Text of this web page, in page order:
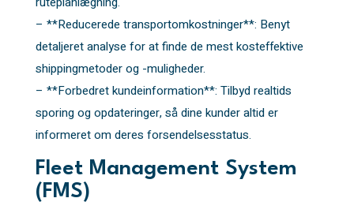
– **Reducerede transportomkostninger**: Benyt
detaljeret analyse for at finde de mest kosteffektive
shippingmetoder og -muligheder.
– **Forbedret kundeinformation**: Tilbyd realtids
sporing og opdateringer, så dine kunder altid er
informeret om deres forsendelsesstatus.
Fleet Management System
(FMS)